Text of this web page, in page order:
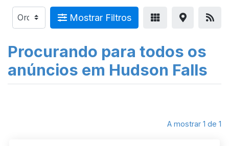
Mostrar Filtros
Procurando para todos os
anúncios em Hudson Falls
A mostrar 1 de 1